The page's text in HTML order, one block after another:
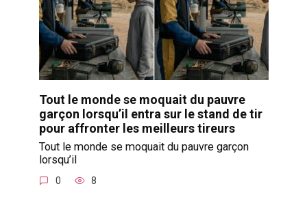
Tout le monde se moquait du pauvre
garçon lorsqu’il entra sur le stand de tir
pour affronter les meilleurs tireurs
Tout le monde se moquait du pauvre garçon
lorsqu’il
0 8